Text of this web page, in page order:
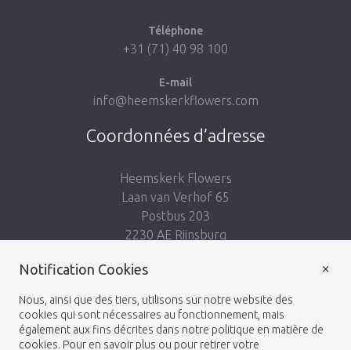
Téléphone
+31 (71) 40 98 100
E-mail
info@heemskerkflowers.com
Coordonnées d’adresse
Heemskerk Flowers
Laan van Verhof 65
Postbus 203
2230 AE Rijnsburg
Notification Cookies
Nous, ainsi que des tiers, utilisons sur notre website des
cookies qui sont nécessaires au fonctionnement, mais
également aux fins décrites dans notre politique en matière de
cookies. Pour en savoir plus ou pour retirer votre
×